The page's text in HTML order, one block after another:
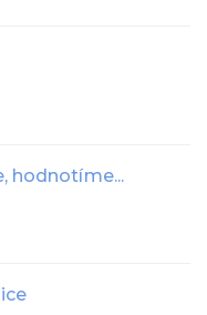
hodnotíme...